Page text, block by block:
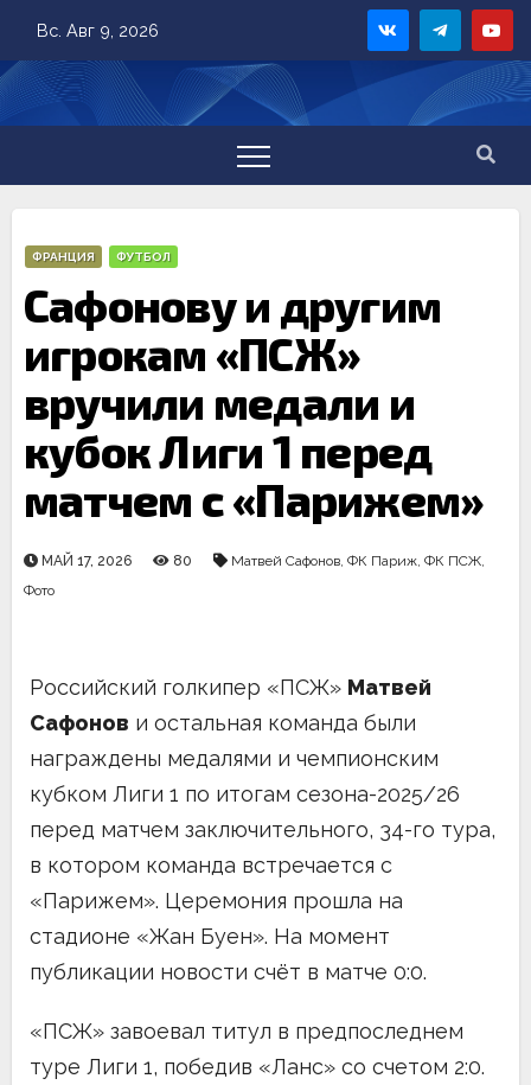
content
Вс. Авг 9, 2026
ФРАНЦИЯ ФУТБОЛ
Сафонову и другим
игрокам «ПСЖ»
вручили медали и
кубок Лиги 1 перед
матчем с «Парижем»
МАЙ 17, 2026 80 Матвей Сафонов, ФК Париж, ФК ПСЖ,
Фото
Российский голкипер «ПСЖ» Матвей
Сафонов и остальная команда были
награждены медалями и чемпионским
кубком Лиги 1 по итогам сезона-2025/26
перед матчем заключительного, 34-го тура,
в котором команда встречается с
«Парижем». Церемония прошла на
стадионе «Жан Буен». На момент
публикации новости счёт в матче 0:0.
«ПСЖ» завоевал титул в предпоследнем
туре Лиги 1, победив «Ланс» со счетом 2:0.